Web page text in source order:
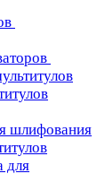
шлифования
для